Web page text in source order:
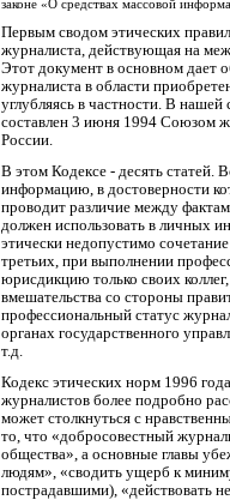
законе «О средствах массовой
Первым сводом этических
журналиста, действующая на
Этот документ в основном дает
журналиста в области
углубляясь в частности. В
составлен 3 июня 1994 Союзом
России.
В этом Кодексе - десять статей.
информацию, в достоверности
проводит различие между
должен использовать в личных
этически недопустимо
третьих, при выполнении
юрисдикцию только своих
вмешательства со стороны
профессиональный статус
органах государственного
т.д.
Кодекс этических норм 1996
журналистов более подробно
может столкнуться с
то, что «добросовестный
общества», а основные главы
людям», «сводить ущерб к
пострадавшими), «действовать